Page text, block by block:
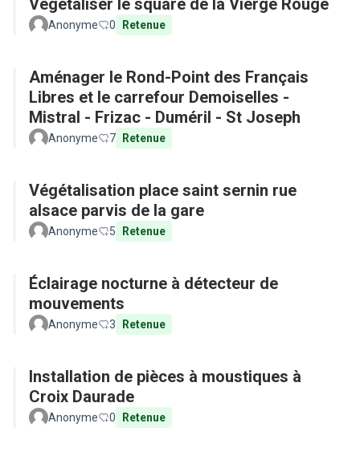
Vegetaliser le square de la Vierge Rouge
Anonyme 0 Retenue
Aménager le Rond-Point des Français
Libres et le carrefour Demoiselles -
Mistral - Frizac - Duméril - St Joseph
Anonyme 7 Retenue
Végétalisation place saint sernin rue
alsace parvis de la gare
Anonyme 5 Retenue
Éclairage nocturne à détecteur de
mouvements
Anonyme 3 Retenue
Installation de pièces à moustiques à
Croix Daurade
Anonyme 0 Retenue